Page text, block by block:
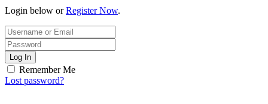
Login below orRegister Now.
Log In
Remember Me
Lost password?